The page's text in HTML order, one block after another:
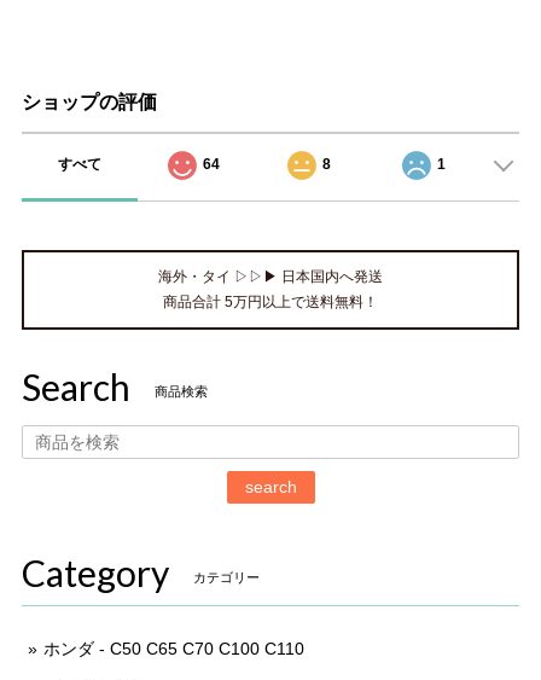
ショップの評価
すべて 64 8 1
海外・タイ ▷▷▶ 日本国内へ発送
商品合計 5万円以上で送料無料！
Search 商品検索
search
Category カテゴリー
ホンダ - C50 C65 C70 C100 C110